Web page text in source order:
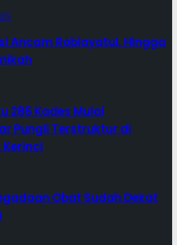
Ancam Robiayatul, Hingga
286 Kades Mulai
Pungli Terstruktur di
Obat Sudah Dekat